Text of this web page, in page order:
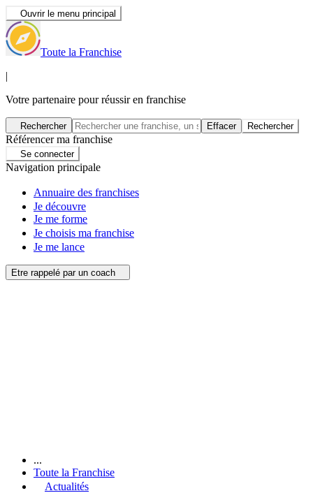
Ouvrir le menu principal
Toute la Franchise
|
Votre partenaire pour réussir en franchise
Rechercher Effacer Rechercher
Référencer ma franchise
Se connecter
Navigation principale
Annuaire des franchises
Je découvre
Je me forme
Je choisis ma franchise
Je me lance
Etre rappelé par un coach
...
Toute la Franchise
Actualités